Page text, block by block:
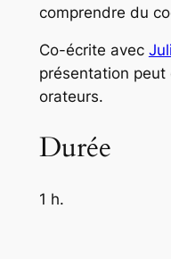
comprendre du
Co-écrite avec
présentation
orateurs.
Durée
1 h.